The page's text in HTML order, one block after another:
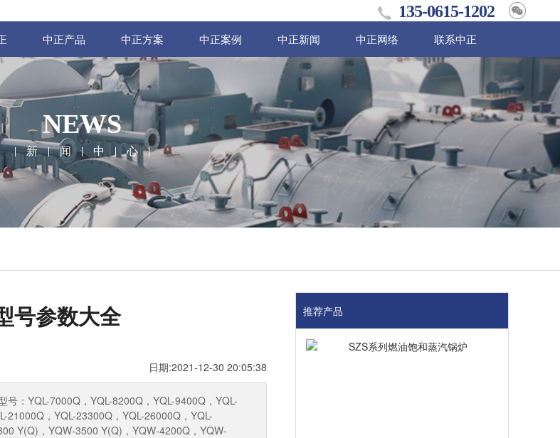
135-0615-1202
中正产品 中正方案 中正案例 中正新闻 中正网络 联系中正
NEWS
新 闻 中 心
号参数大全
日期:2021-12-30 20:05:38
：YQL-7000Q，YQL-8200Q，YQL-9400Q，YQL-
21000Q，YQL-23300Q，YQL-26000Q，YQL-
Y(Q)，YQW-3500 Y(Q)，YQW-4200Q，YQW-
推荐产品